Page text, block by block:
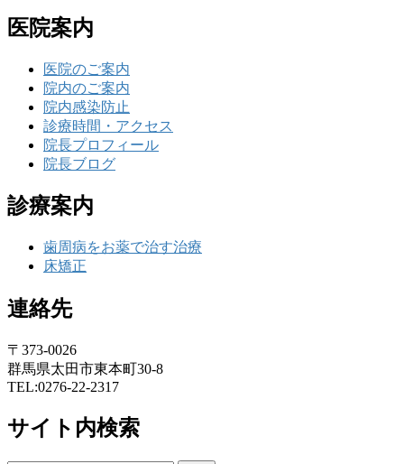
医院案内
医院のご案内
院内のご案内
院内感染防止
診療時間・アクセス
院長プロフィール
院長ブログ
診療案内
歯周病をお薬で治す治療
床矯正
連絡先
〒373-0026
群馬県太田市東本町30-8
TEL:0276-22-2317
サイト内検索